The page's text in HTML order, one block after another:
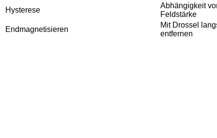
Hysterese
Abhängigkeit
Feldstärke
Endmagnetisieren
Mit Drossel
entfernen